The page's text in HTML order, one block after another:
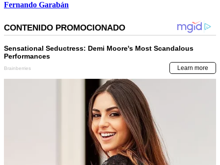
Fernando Garabán